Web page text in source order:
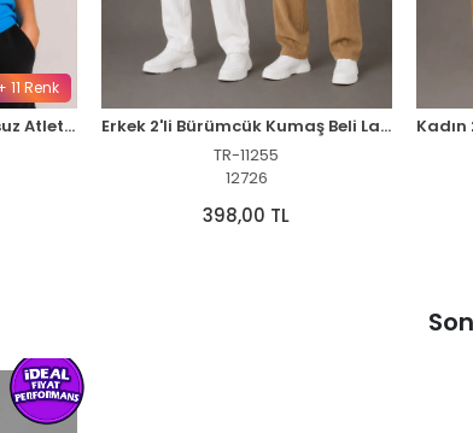
11 Renk
Kadın Kontrast Biyeli Kolsuz Atlet Bisiklet Yaka Yazlık Basic Atlet - Turkuaz
Erkek 2'li Bürümcük Kumaş Beli Lastikli Bağcıklı Bol Paça Pantolon - Beyaz/Vizon
TR-11255
12726
398,00 TL